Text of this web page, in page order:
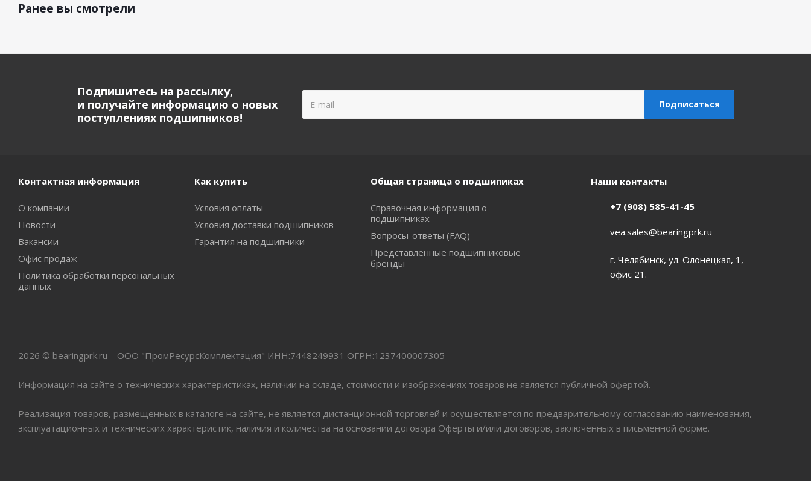
Ранее вы смотрели
Подпишитесь на рассылку,
и получайте информацию о новых
поступлениях подшипников!
Контактная информация
О компании
Новости
Вакансии
Офис продаж
Политика обработки персональных
данных
Как купить
Условия оплаты
Условия доставки подшипников
Гарантия на подшипники
Общая страница о подшипиках
Справочная информация о
подшипниках
Вопросы-ответы (FAQ)
Представленные подшипниковые
бренды
Наши контакты
+7 (908) 585-41-45
vea.sales@bearingprk.ru
г. Челябинск, ул. Олонецкая, 1,
офис 21.
2026 © bearingprk.ru – ООО "ПромРесурсКомплектация" ИНН:7448249931 ОГРН:1237400007305
Информация на сайте о технических характеристиках, наличии на складе, стоимости и изображениях товаров не является публичной офертой.
Реализация товаров, размещенных в каталоге на сайте, не является дистанционной торговлей и осуществляется по предварительному согласованию наименования,
эксплуатационных и технических характеристик, наличия и количества на основании договора Оферты и/или договоров, заключенных в письменной форме.